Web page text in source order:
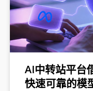
AI中转站平台
快速可靠的模